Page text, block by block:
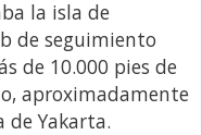
la isla de
de seguimiento
de 10.000 pies de
aproximadamente
de Yakarta.